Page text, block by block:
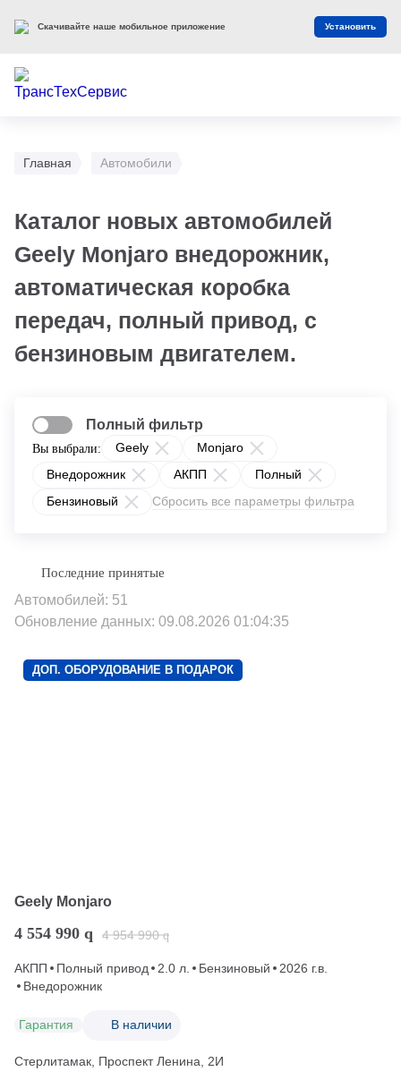
Главная Автомобили
Каталог новых автомобилей
Geely Monjaro внедорожник,
автоматическая коробка
передач, полный привод, с
бензиновым двигателем.
Вы выбрали: Geely
Monjaro
Внедорожник
АКПП
Полный
Бензиновый
Сбросить все параметры фильтра
Полный фильтр
Автомобилей: 51
Обновление данных: 09.08.2026 01:04:35
ДОП. ОБОРУДОВАНИЕ В ПОДАРОК
Geely Monjaro
4 554 990 q 4 954 990 q
АКПП Полный привод 2.0 л. Бензиновый
2026 г.в.
Внедорожник
Гарантия В наличии
Стерлитамак, Проспект Ленина, 2И
Скачивайте наше мобильное приложение Установить